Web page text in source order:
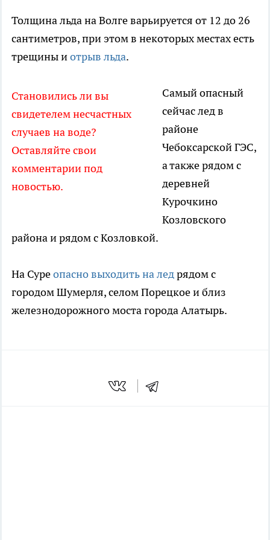
Толщина льда на Волге варьируется от 12 до 26
сантиметров, при этом в некоторых местах есть
трещины иотрыв льда.
Становились ли вы
свидетелем несчастных
случаев на воде?
Оставляйте свои
комментарии под
новостью.
Самый опасный
сейчас лед в
районе
Чебоксарской ГЭС,
а также рядом с
деревней
Курочкино
Козловского
района и рядом с Козловкой.
На Суреопасно выходить на ледрядом с
городом Шумерля, селом Порецкое и близ
железнодорожного моста города Алатырь.